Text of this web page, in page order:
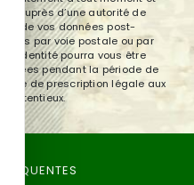
auprès d’une autorité de
de vos données post-
droits par voie postale ou par
d'identité pourra vous être
pendant la période de
de prescription légale aux